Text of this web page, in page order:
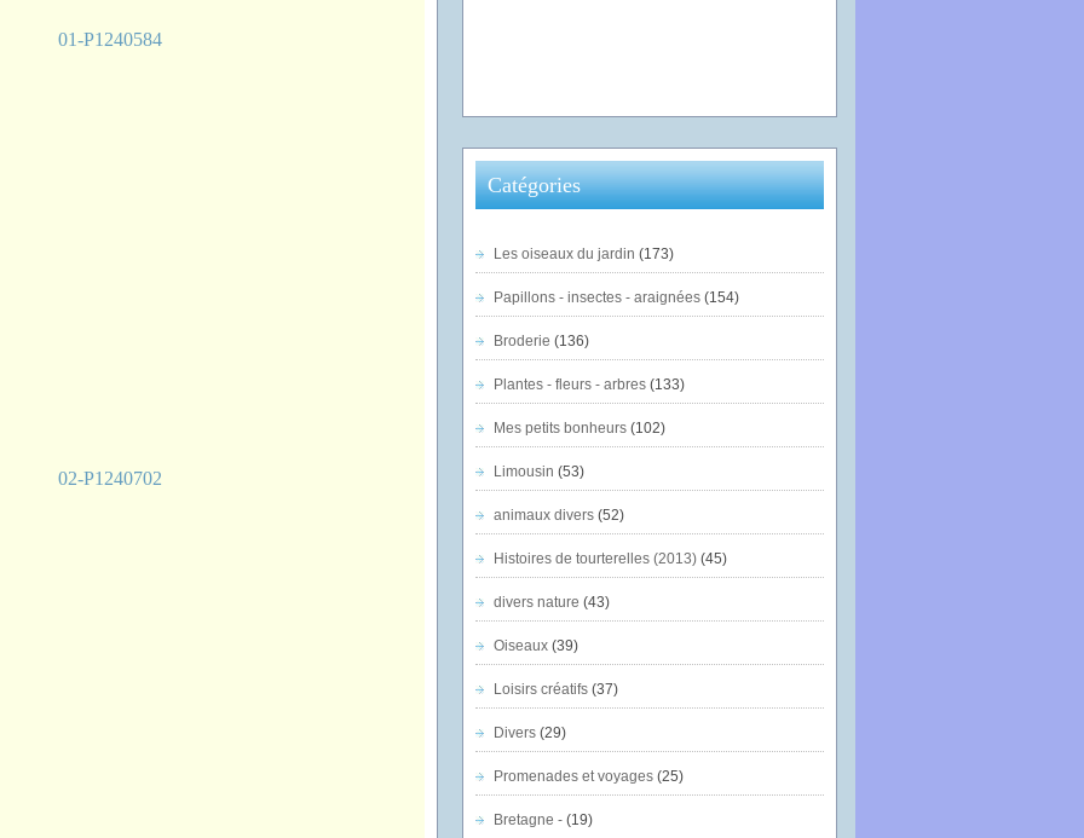
Catégories
Les oiseaux du jardin (173)
Papillons - insectes - araignées(154)
Broderie (136)
Plantes - fleurs - arbres(133)
Mes petits bonheurs(102)
Limousin (53)
animaux divers(52)
Histoires de tourterelles (2013)(45)
divers nature (43)
Oiseaux(39)
Loisirs créatifs(37)
Divers(29)
Promenades et voyages(25)
Bretagne -(19)